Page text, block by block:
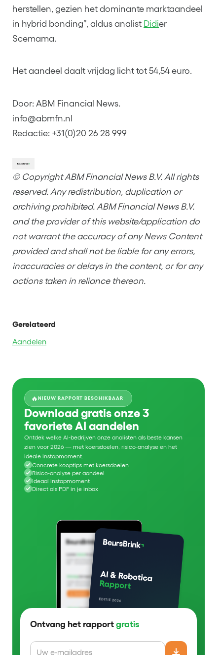
herstellen, gezien het dominante marktaandeel
in hybrid bonding”, aldus analist Didier
Scemama.
Het aandeel daalt vrijdag licht tot 54,54 euro.
Door: ABM Financial News.
info@abmfn.nl
Redactie: +31(0)20 26 28 999
© Copyright ABM Financial News B.V. All rights
reserved. Any redistribution, duplication or
archiving prohibited. ABM Financial News B.V.
and the provider of this website/application do
not warrant the accuracy of any News Content
provided and shall not be liable for any errors,
inaccuracies or delays in the content, or for any
actions taken in reliance thereon.
Gerelateerd
Aandelen
🔥NIEUW RAPPORT BESCHIKBAAR
Download gratis onze 3
favoriete AI aandelen
Ontdek welke AI-bedrijven onze analisten als beste kansen
zien voor 2026 — met koersdoelen, risico-analyse en het
ideale instapmoment.
Concrete kooptips met koersdoelen
Risico-analyse per aandeel
Ideaal instapmoment
Direct als PDF in je inbox
Ontvang het rapport gratis